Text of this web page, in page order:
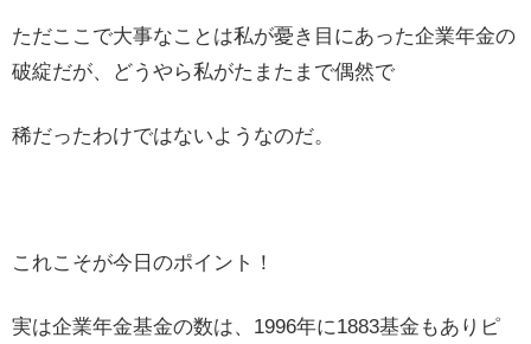
ただここで大事なことは私が憂き目にあった企業年金の
破綻だが、どうやら私がたまたまで偶然で
稀だったわけではないようなのだ。
これこそが今日のポイント！
実は企業年金基金の数は、1996年に1883基金もありピ